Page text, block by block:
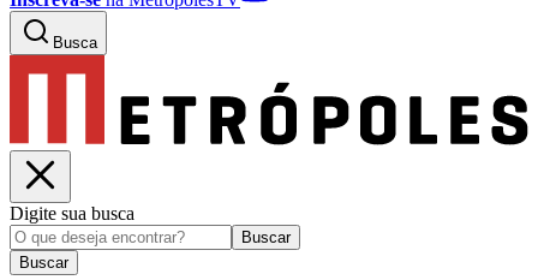
Busca
Digite sua busca
Buscar
Buscar